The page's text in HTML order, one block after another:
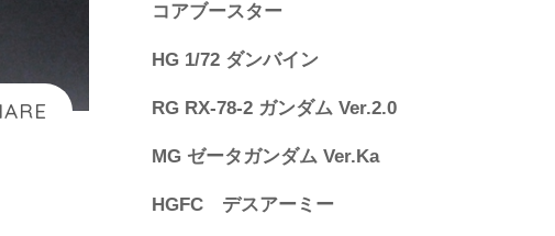
コアブースター
HG 1/72 ダンバイン
RG RX-78-2 ガンダム Ver.2.0
MG ゼータガンダム Ver.Ka
HGFC デスアーミー